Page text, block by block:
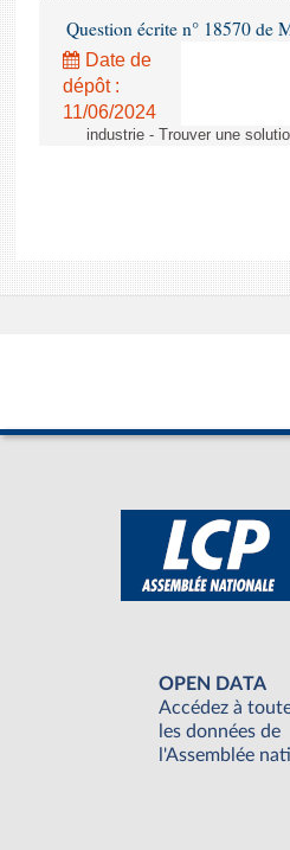
Question écrite n° 18570 de
Date de
dépôt :
11/06/2024
industrie - Trouver une
OPEN DATA
Accédez à
les données de
l'Assemblée